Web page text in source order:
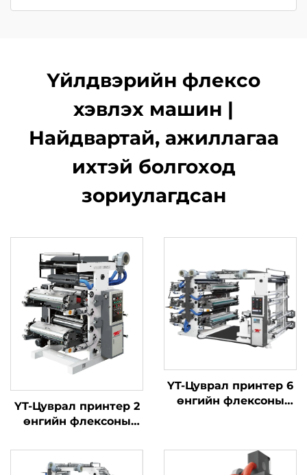
Үйлдвэрийн флексо
хэвлэх машин |
Найдвартай, ажиллагаа
ихтэй болгоход
зориулагдсан
YT-Цуврал принтер 2
өнгийн флексоны
YT-Цуврал принтер 6
өнгийн флексоны